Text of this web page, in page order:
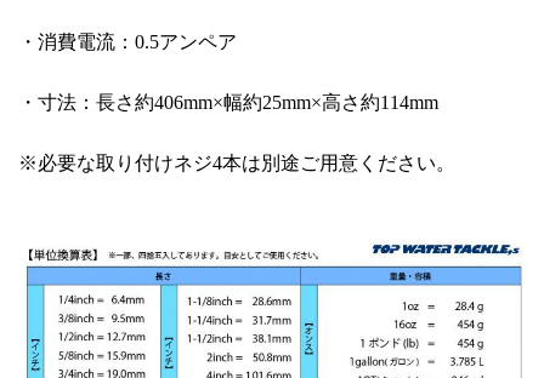
・消費電流：0.5アンペア
・寸法：長さ約406mm×幅約25mm×高さ約114mm
※必要な取り付けネジ4本は別途ご用意ください。